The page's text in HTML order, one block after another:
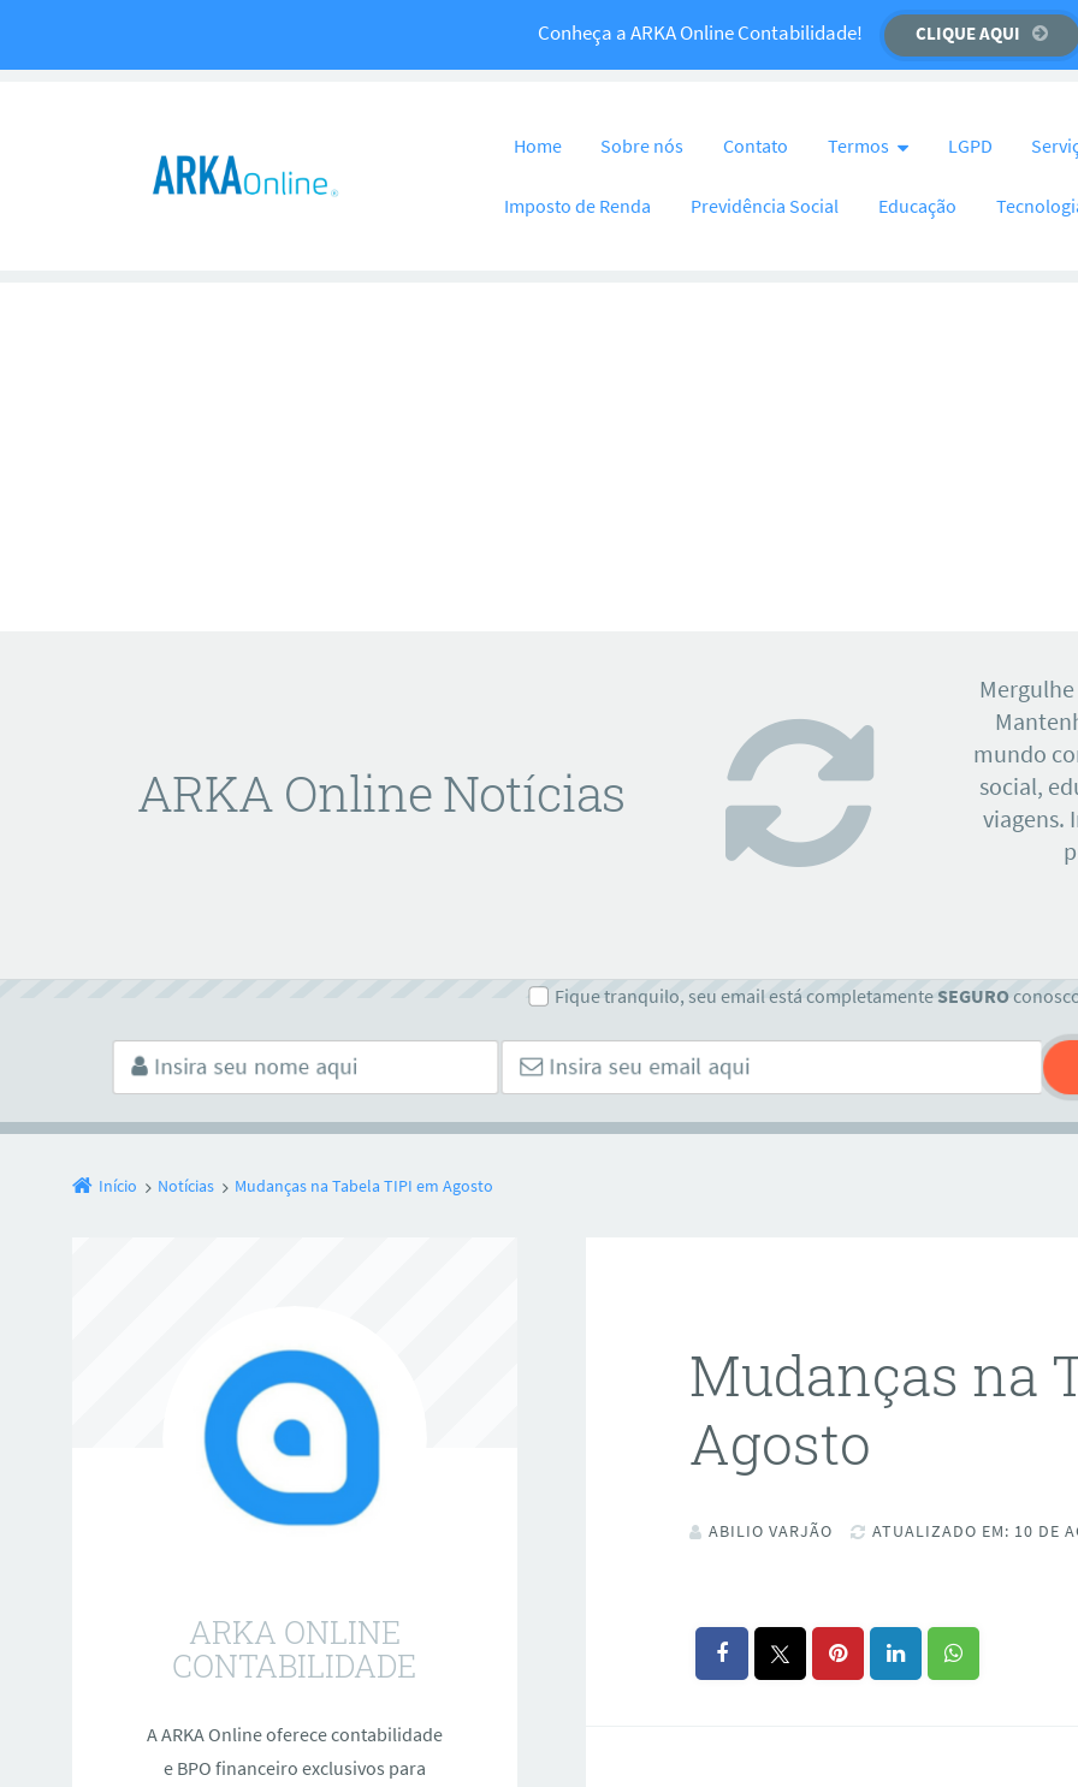
Temos um recado importante para você! CLIQUE AQUI
Conheça a ARKA Online Contabilidade! CLIQUE AQUI
Home Sobre nós Contato Termos LGPD
Imposto de Renda Previdência Social Educação
ARKA Online Notícias
mundo
social,
viagens.
Fique tranquilo, seu email está completamente SEGURO
Início Notícias Mudanças na Tabela TIPI em Agosto
Mudanças na
Agosto
ABILIO VARJÃO ATUALIZADO EM: 10 DE
ARKA ONLINE
CONTABILIDADE
A ARKA Online oferece contabilidade
e BPO financeiro exclusivos para